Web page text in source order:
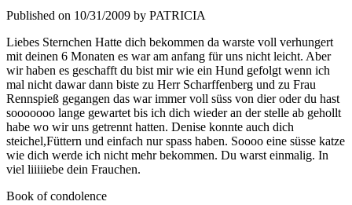
Published on 10/31/2009 by PATRICIA
Liebes Sternchen Hatte dich bekommen da warste voll verhungert
mit deinen 6 Monaten es war am anfang für uns nicht leicht. Aber
wir haben es geschafft du bist mir wie ein Hund gefolgt wenn ich
mal nicht dawar dann biste zu Herr Scharffenberg und zu Frau
Rennspieß gegangen das war immer voll süss von dier oder du hast
sooooooo lange gewartet bis ich dich wieder an der stelle ab gehollt
habe wo wir uns getrennt hatten. Denise konnte auch dich
steichel,Füttern und einfach nur spass haben. Soooo eine süsse katze
wie dich werde ich nicht mehr bekommen. Du warst einmalig. In
viel liiiiiebe dein Frauchen.
Book of condolence